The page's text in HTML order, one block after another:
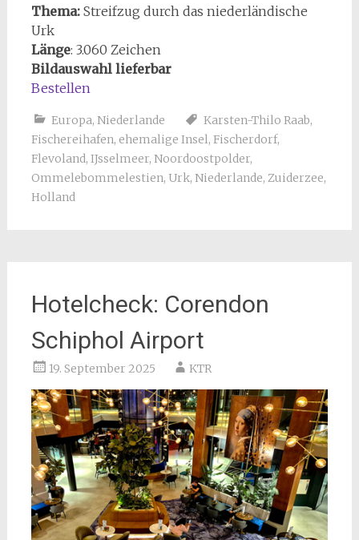
Thema: Streifzug durch das niederländische
Urk
Länge: 3.060 Zeichen
Bildauswahl lieferbar
Bestellen
Europa, Niederlande Karsten-Thilo Raab,
Fischereihafen, ehemalige Insel, Fischerdorf,
Flevoland, IJsselmeer, Noordoostpolder,
Ommelebommelestien, Urk, Niederlande, Zuiderzee,
Holland
Hotelcheck: Corendon
Schiphol Airport
19. September 2025 KTR